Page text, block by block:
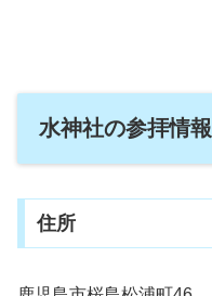
水神社の参拝情報
住所